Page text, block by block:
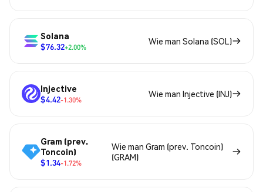
Solana
$76.32+2.00%
Wie man Solana (SOL)
Injective
$4.42-1.30%
Wie man Injective (INJ)
Gram (prev.
Toncoin)
$1.34-1.72%
Wie man Gram (prev. Toncoin)
(GRAM)